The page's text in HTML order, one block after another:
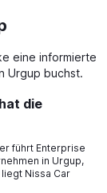
eine informierte
Urgup buchst.
die
führt Enterprise
in Urgup,
Nissa Car